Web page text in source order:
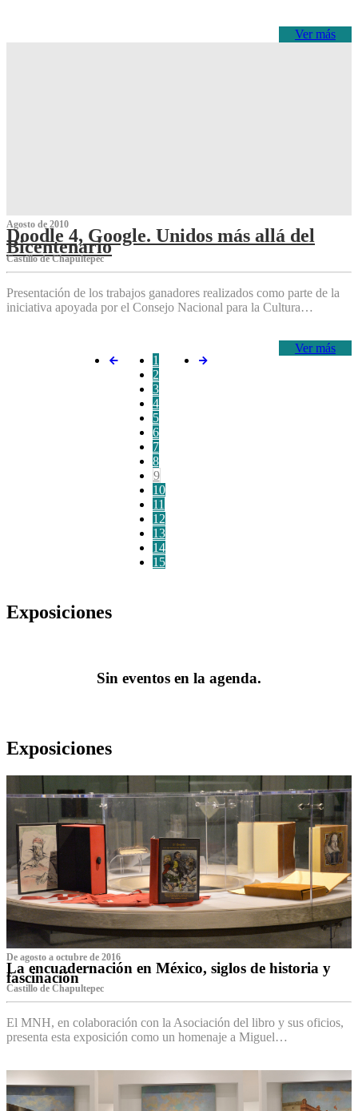
Ver más
Agosto de 2010
Doodle 4, Google. Unidos más allá del
Bicentenario
Castillo de Chapultepec
Presentación de los trabajos ganadores realizados como parte de la
iniciativa apoyada por el Consejo Nacional para la Cultura…
Ver más
1
2
3
4
5
6
7
8
9
10
11
12
13
14
15
Exposiciones
Sin eventos en la agenda.
Exposiciones
De agosto a octubre de 2016
La encuadernación en México, siglos de historia y
fascinación
Castillo de Chapultepec
El MNH, en colaboración con la Asociación del libro y sus oficios,
presenta esta exposición como un homenaje a Miguel…